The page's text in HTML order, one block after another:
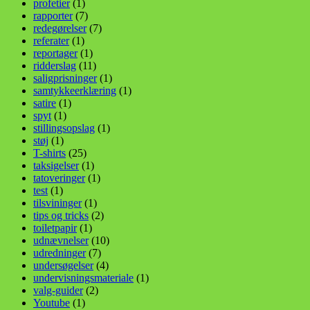
profetier(1)
rapporter(7)
redegørelser(7)
referater(1)
reportager(1)
ridderslag (11)
saligprisninger(1)
samtykkeerklæring (1)
satire (1)
spyt (1)
stillingsopslag (1)
støj (1)
T-shirts (25)
taksigelser(1)
tatoveringer(1)
test (1)
tilsvininger(1)
tips og tricks (2)
toiletpapir(1)
udnævnelser(10)
udredninger(7)
undersøgelser(4)
undervisningsmateriale (1)
valg-guider(2)
Youtube (1)